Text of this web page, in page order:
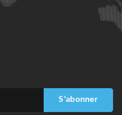
S'abonner